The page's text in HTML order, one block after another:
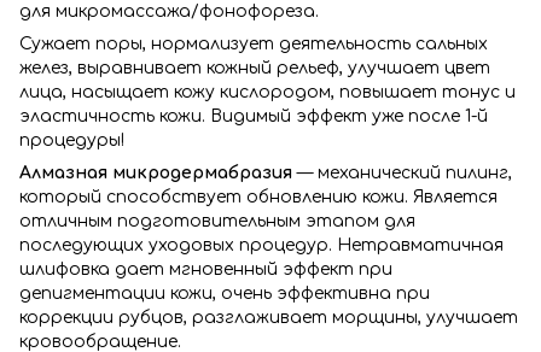
для микромассажа/фонофореза.
Сужает поры, нормализует деятельность сальных
желез, выравнивает кожный рельеф, улучшает цвет
лица, насыщает кожу кислородом, повышает тонус и
эластичность кожи. Видимый эффект уже после 1-й
процедуры!
Алмазная микродермабразия— механический пилинг,
который способствует обновлению кожи. Является
отличным подготовительным этапом для
последующих уходовых процедур. Нетравматичная
шлифовка дает мгновенный эффект при
депигментации кожи, очень эффективна при
коррекции рубцов, разглаживает морщины, улучшает
кровообращение.